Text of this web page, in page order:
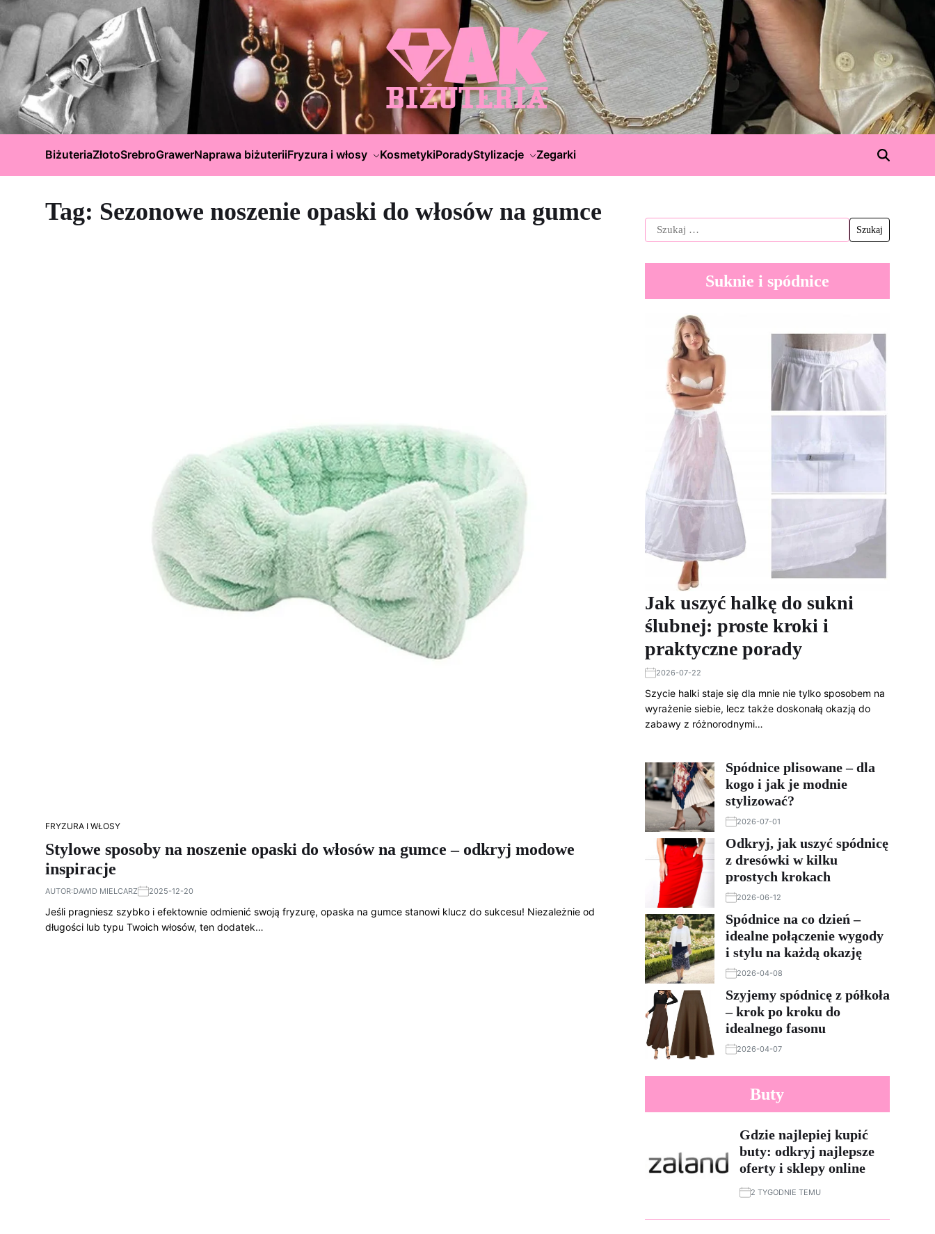
BiżuteriaZłotoSrebroGrawerNaprawa biżuteriiFryzura i włosy KosmetykiPoradyStylizacje Zegarki
Tag: Sezonowe noszenie opaski do włosów na gumce
FRYZURA I WŁOSY
Stylowe sposoby na noszenie opaski do włosów na gumce – odkryj modowe
inspiracje
AUTOR:DAWID MIELCARZ 2025-12-20
Jeśli pragniesz szybko i efektownie odmienić swoją fryzurę, opaska na gumce stanowi klucz do sukcesu! Niezależnie od
długości lub typu Twoich włosów, ten dodatek…
Suknie i spódnice
Jak uszyć halkę do sukni
ślubnej: proste kroki i
praktyczne porady
2026-07-22
Szycie halki staje się dla mnie nie tylko sposobem na
wyrażenie siebie, lecz także doskonałą okazją do
zabawy z różnorodnymi…
Spódnice plisowane – dla
kogo i jak je modnie
stylizować?
2026-07-01
Odkryj, jak uszyć spódnicę
z dresówki w kilku
prostych krokach
2026-06-12
Spódnice na co dzień –
idealne połączenie wygody
i stylu na każdą okazję
2026-04-08
Szyjemy spódnicę z półkoła
– krok po kroku do
idealnego fasonu
2026-04-07
Buty
Gdzie najlepiej kupić
buty: odkryj najlepsze
oferty i sklepy online
2 TYGODNIE TEMU